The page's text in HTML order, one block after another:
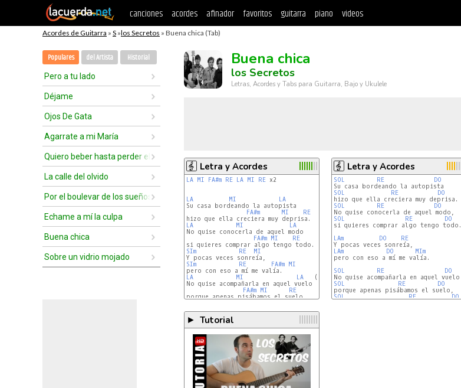
canciones acordes afinador favoritos guitarra piano videos
Acordes de Guitarra » S »los Secretos » Buena chica (Tab)
Populares del Artista Historial
Pero a tu lado
Déjame
Ojos De Gata
Agarrate a mi María
Quiero beber hasta perder el control
La calle del olvido
Por el boulevar de los sueños rotos
Echame a mí la culpa
Buena chica
Sobre un vidrio mojado
Buena chica
los Secretos
Letras, Acordes y Tabs para Guitarra, Bajo y Ukulele
Letra y Acordes
LA MI FA#m RE LA MI RE x2
LA MI
LA
Su casa bordeando la autopista
FA#m
MI
RE
LA
MI
LA
No quise conocerla de aquel modo
FA#m MI
RE
SIm
RE
MI
SIm
RE FA#m MI
LA
MI LA
   (
LA)
No quise acompañarla en aquel vuelo
FA#m MI
RE
Letra y Acordes
SOL RE
DO
SOL
RE
DO
SOL
RE
DO
SOL
RE
DO
si quieres comprar algo tengo todo.
LAm
DO
RE
LAm
DO
MIm
pero con eso a mí me valía.
SOL
RE
DO
SOL
RE
DO
SOL
RE
DO
► Tutorial
HD